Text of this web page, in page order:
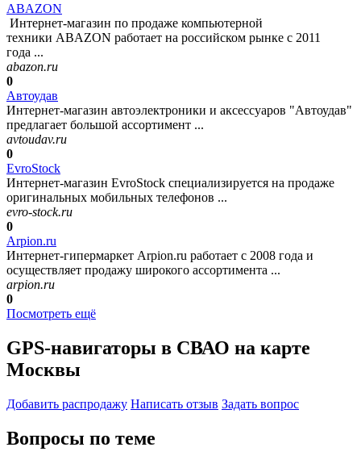
ABAZON
Интернет-магазин по продаже компьютерной
техники ABAZON работает на российском рынке с 2011
года ...
abazon.ru
0
Автоудав
Интернет-магазин автоэлектроники и аксессуаров "Автоудав"
предлагает большой ассортимент ...
avtoudav.ru
0
EvroStock
Интернет-магазин EvroStock специализируется на продаже
оригинальных мобильных телефонов ...
evro-stock.ru
0
Arpion.ru
Интернет-гипермаркет Arpion.ru работает с 2008 года и
осуществляет продажу широкого ассортимента ...
arpion.ru
0
Посмотреть ещё
GPS-навигаторы в СВАО на карте
Москвы
Добавить раcпродажу Написать отзыв Задать вопрос
Вопросы по теме